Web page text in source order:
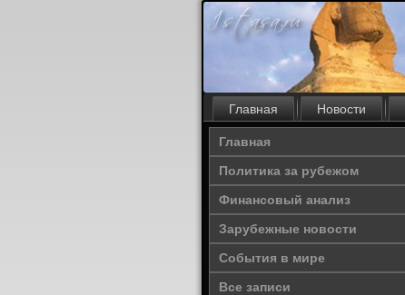
Главная Новости
Главная
Политика за рубежом
Финансовый анализ
Зарубежные новости
События в мире
Все записи